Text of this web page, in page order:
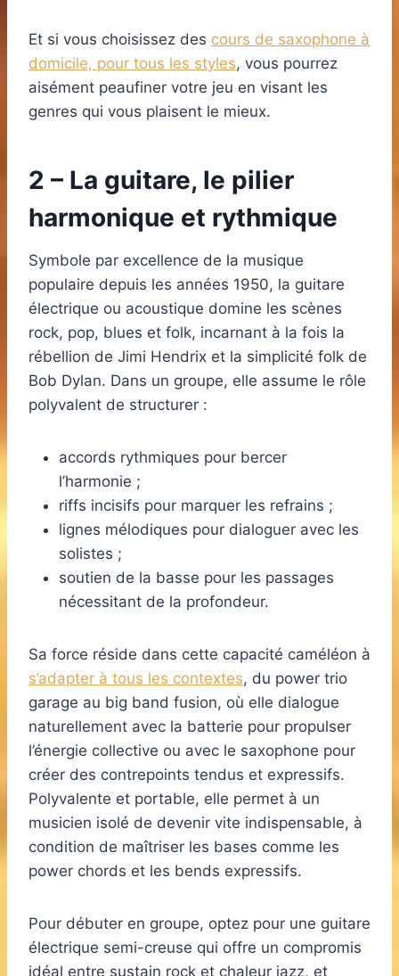
Et si vous choisissez des cours de saxophone à
domicile, pour tous les styles, vous pourrez
aisément peaufiner votre jeu en visant les
genres qui vous plaisent le mieux.
2 – La guitare, le pilier
harmonique et rythmique
Symbole par excellence de la musique
populaire depuis les années 1950, la guitare
électrique ou acoustique domine les scènes
rock, pop, blues et folk, incarnant à la fois la
rébellion de Jimi Hendrix et la simplicité folk de
Bob Dylan. Dans un groupe, elle assume le rôle
polyvalent de structurer :
accords rythmiques pour bercer
l’harmonie ;
riffs incisifs pour marquer les refrains ;
lignes mélodiques pour dialoguer avec les
solistes ;
soutien de la basse pour les passages
nécessitant de la profondeur.
Sa force réside dans cette capacité caméléon à
s’adapter à tous les contextes, du power trio
garage au big band fusion, où elle dialogue
naturellement avec la batterie pour propulser
l’énergie collective ou avec le saxophone pour
créer des contrepoints tendus et expressifs.
Polyvalente et portable, elle permet à un
musicien isolé de devenir vite indispensable, à
condition de maîtriser les bases comme les
power chords et les bends expressifs.
Pour débuter en groupe, optez pour une guitare
électrique semi-creuse qui offre un compromis
idéal entre sustain rock et chaleur jazz, et